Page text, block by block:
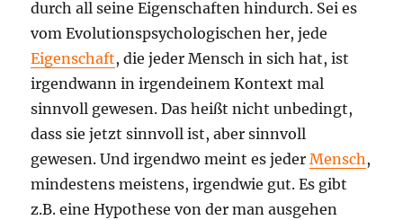
durch all seine Eigenschaften hindurch. Sei es
vom Evolutionspsychologischen her, jede
Eigenschaft, die jeder Mensch in sich hat, ist
irgendwann in irgendeinem Kontext mal
sinnvoll gewesen. Das heißt nicht unbedingt,
dass sie jetzt sinnvoll ist, aber sinnvoll
gewesen. Und irgendwo meint es jederMensch,
mindestens meistens, irgendwie gut. Es gibt
z.B. eine Hypothese von der man ausgehen